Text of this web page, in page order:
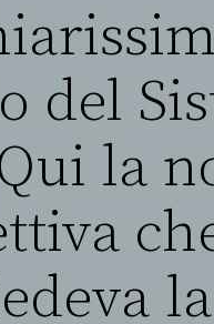
del
la